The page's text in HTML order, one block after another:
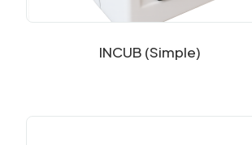
INCUB (Simple)